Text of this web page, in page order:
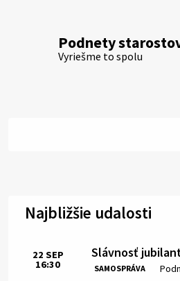
Podnety
Vyriešme to spolu
Najbližšie udalosti
Slávnosť
SAMOSPRÁVA
Čas:
22 SEP
16:30